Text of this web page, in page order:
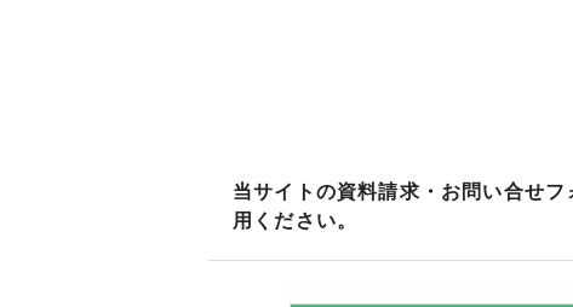
当サイトの資料請求・お問い合せ
用ください。